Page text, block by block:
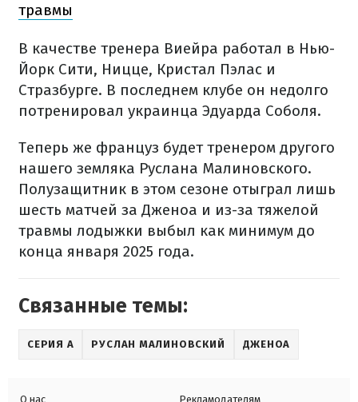
травмы
В качестве тренера Виейра работал в Нью-
Йорк Сити, Ницце, Кристал Пэлас и
Стразбурге. В последнем клубе он недолго
потренировал украинца Эдуарда Соболя.
Теперь же француз будет тренером другого
нашего земляка Руслана Малиновского.
Полузащитник в этом сезоне отыграл лишь
шесть матчей за Дженоа и из-за тяжелой
травмы лодыжки выбыл как минимум до
конца января 2025 года.
Связанные темы:
СЕРИЯ А РУСЛАН МАЛИНОВСКИЙ ДЖЕНОА
О нас Рекламодателям